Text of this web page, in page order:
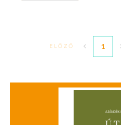
ELŐZŐ 1